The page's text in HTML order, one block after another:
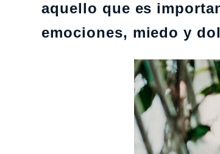
aquello que es
emociones, miedo y